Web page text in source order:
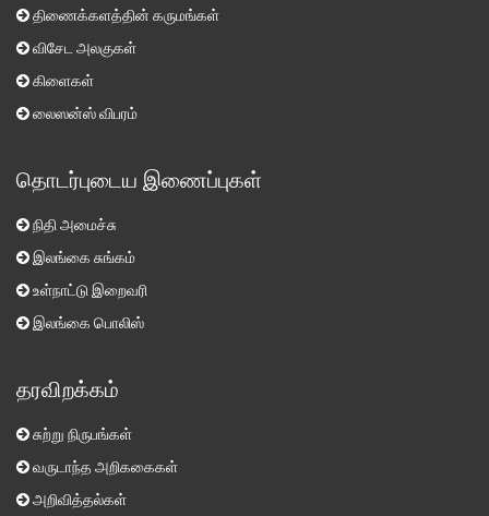
திணைக்களத்தின் கருமங்கள்
விசேட அலகுகள்
கிளைகள்
லைஸன்ஸ் விபரம்
தொடர்புடைய இணைப்புகள்
நிதி அமைச்சு
இலங்கை சுங்கம்
உள்நாட்டு இறைவரி
இலங்கை பொலிஸ்
தரவிறக்கம்
சுற்று நிருபங்கள்
வருடாந்த அறிககைகள்
அறிவித்தல்கள்